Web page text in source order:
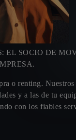
EL SOCIO DE
o renting. Nuestros
y a las de tu
con los fiables